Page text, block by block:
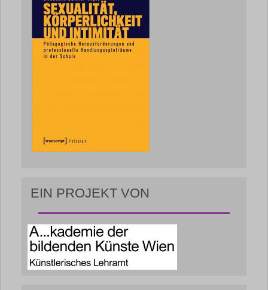
EIN PROJEKT VON